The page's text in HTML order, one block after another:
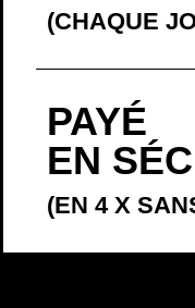
(CHAQUE
PAYÉ
EN
(EN 4 X